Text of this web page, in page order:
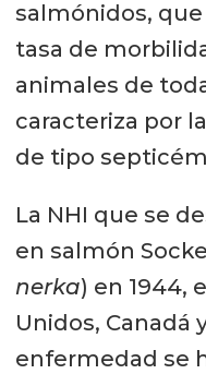
salmónidos,
tasa de
animales de
caracteriza por
de tipo
La NHI que se
en salmón
nerka) en 1944,
Unidos, Canadá
enfermedad se